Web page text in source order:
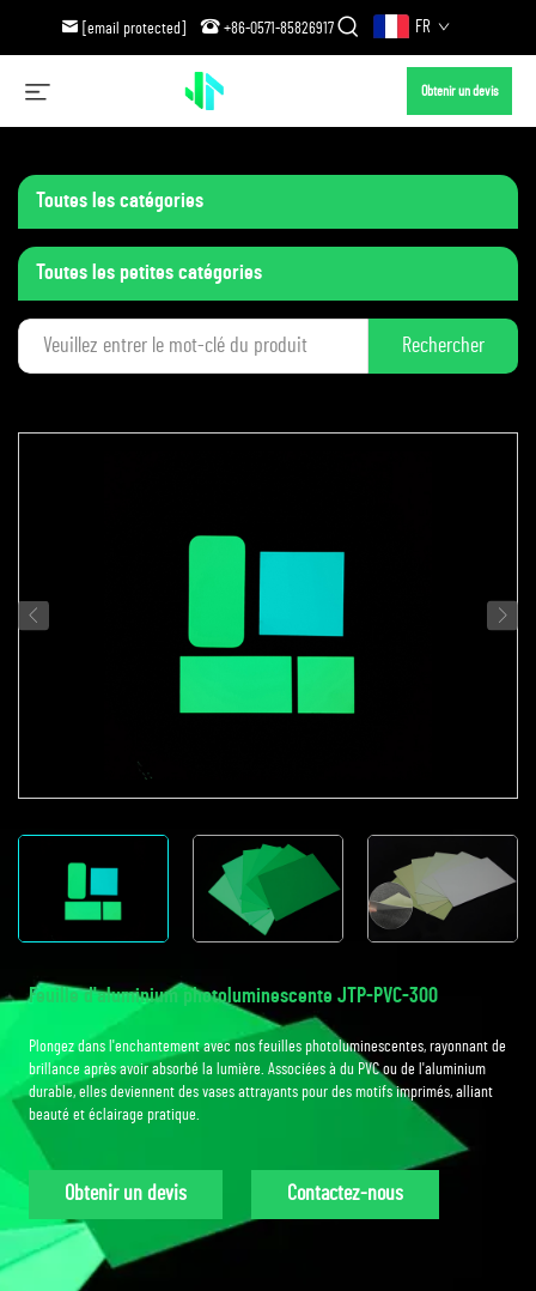
[email protected] +86-0571-85826917 FR
Obtenir un devis
Toutes les catégories
Toutes les petites catégories
Rechercher
Feuille d'aluminium photoluminescente JTP-PVC-300
Plongez dans l'enchantement avec nos feuilles photoluminescentes, rayonnant de
brillance après avoir absorbé la lumière. Associées à du PVC ou de l'aluminium
durable, elles deviennent des vases attrayants pour des motifs imprimés, alliant
beauté et éclairage pratique.
Obtenir un devis Contactez-nous